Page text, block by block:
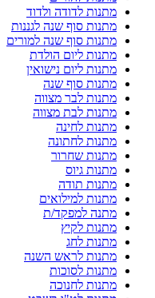
מתנות לדודה ולדוד
מתנות סוף שנה לגננות
מתנות סוף שנה למורים
מתנות ליום הולדת
מתנות ליום נישואין
מתנות סוף שנה
מתנות לבר מצווה
מתנות לבת מצווה
מתנות לחינה
מתנות לחתונה
מתנות שחרור
מתנות גיוס
מתנות תודה
מתנות למילואים
מתנה למפקד/ת
מתנות לקיץ
מתנות לחג
מתנות לראש השנה
מתנות לסוכות
מתנות לחנוכה